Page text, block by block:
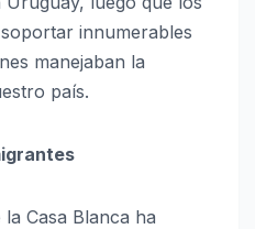
innumerables
manejaban la
país.
Casa Blanca ha